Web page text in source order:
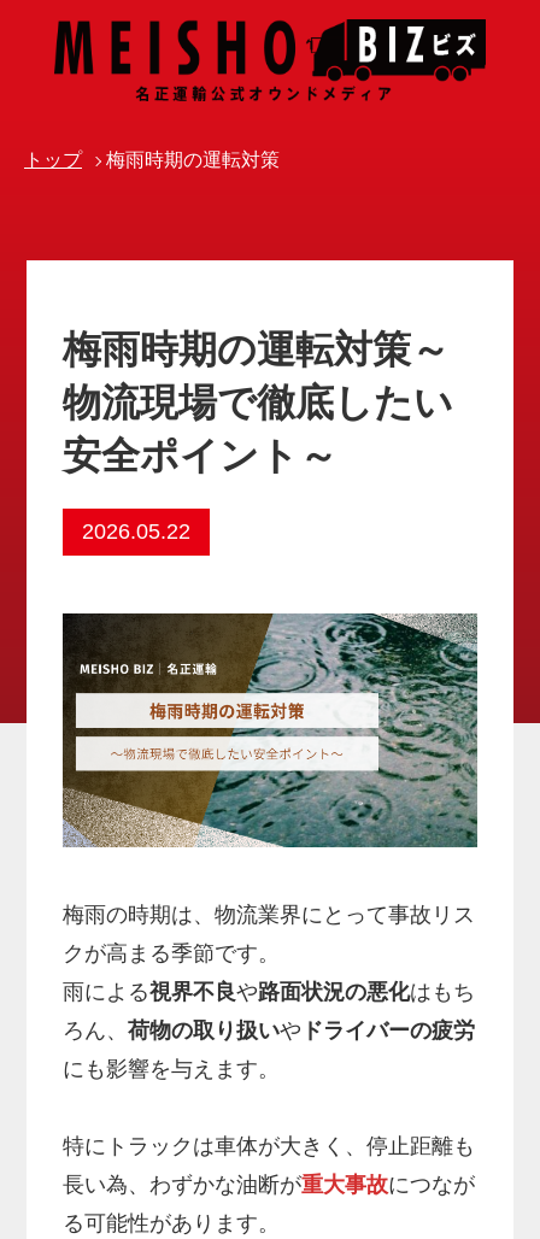
トップ 梅雨時期の運転対策
梅雨時期の運転対策～
物流現場で徹底したい
安全ポイント～
2026.05.22
梅雨の時期は、物流業界にとって事故リス
クが高まる季節です。
雨による視界不良や路面状況の悪化はもち
ろん、荷物の取り扱いや ドライバーの疲労
にも影響を与えます。
特にトラックは車体が大きく、停止距離も
長い為、わずかな油断が重大事故につなが
る可能性があります。